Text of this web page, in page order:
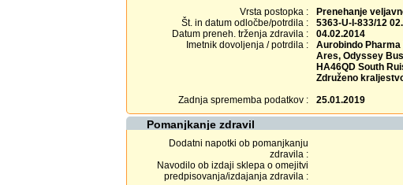
Vrsta postopka :
Prenehanje
Št. in datum odločbe/potrdila :
5363-U-I-833/12
Datum preneh. trženja zdravila :
04.02.2014
Imetnik dovoljenja / potrdila :
Aurobindo Pharma
Ares, Odyssey
HA46QD South
Združeno
Zadnja sprememba podatkov :
25.01.2019
Pomanjkanje zdravil
Dodatni napotki ob pomanjkanju
zdravila :
Navodilo ob izdaji sklepa o omejitvi
predpisovanja/izdajanja zdravila :